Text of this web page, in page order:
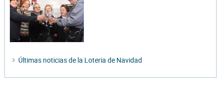
Últimas noticias de la Loteria de Navidad